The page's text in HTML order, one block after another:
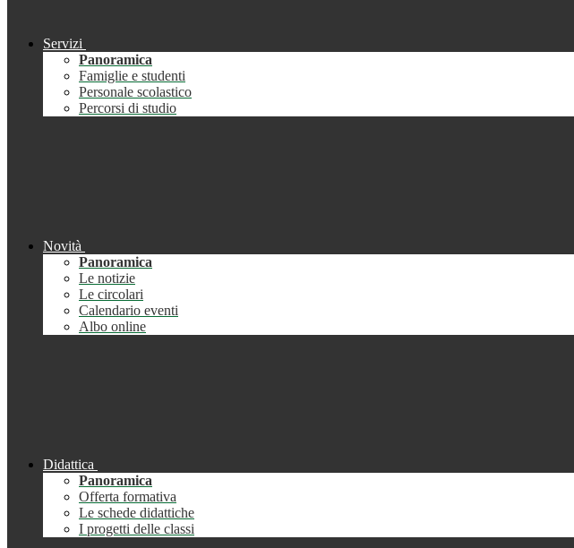
Servizi
Panoramica
Famiglie e studenti
Personale scolastico
Percorsi di studio
Novità
Panoramica
Le notizie
Le circolari
Calendario eventi
Albo online
Didattica
Panoramica
Offerta formativa
Le schede didattiche
I progetti delle classi